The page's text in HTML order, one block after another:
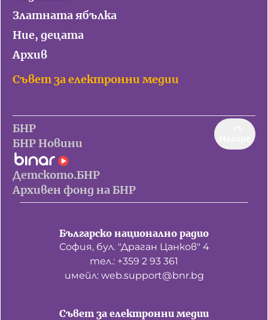
Златната ябълка
Ние, децата
Архив
Съвет за електронни медии
БНР
БНР Новини
Детското.БНР
Архивен фонд на БНР
Българско национално радио
София, бул. "Драган Цанков" 4
тел.: +359 2 93 361
имейл: web.support@bnr.bg
Съвет за електронни медии